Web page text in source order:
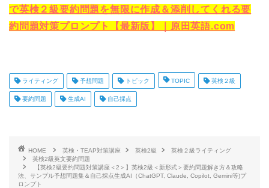
で英検２級要約問題を無限に作成＆添削してくれる要
約問題対策プロンプト【最新版】｜原田英語.com
ライティング 予想問題 トピック TOPIC 英検２級
要約問題 生成AI 自己採点
HOME 英検・TEAP対策講座 英検2級
英検２級ライティング
英検2級英文要約問題
【英検2級要約問題対策講座＜2＞】英検2級＜新形式＞要約問題解き方＆攻略
法、サンプル予想問題集＆自己採点生成AI（ChatGPT, Claude, Copilot, Gemini等)プ
ロンプト